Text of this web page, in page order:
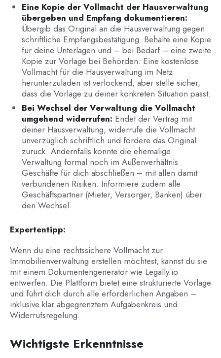
Eine Kopie der Vollmacht der Hausverwaltung
übergeben und Empfang dokumentieren:
Übergib das Original an die Hausverwaltung gegen
schriftliche Empfangsbestätigung. Behalte eine Kopie
für deine Unterlagen und – bei Bedarf – eine zweite
Kopie zur Vorlage bei Behörden. Eine kostenlose
Vollmacht für die Hausverwaltung im Netz
herunterzuladen ist verlockend, aber stelle sicher,
dass die Vorlage zu deiner konkreten Situation passt.
Bei Wechsel der Verwaltung die Vollmacht
umgehend widerrufen: Endet der Vertrag mit
deiner Hausverwaltung, widerrufe die Vollmacht
unverzüglich schriftlich und fordere das Original
zurück. Andernfalls könnte die ehemalige
Verwaltung formal noch im Außenverhältnis
Geschäfte für dich abschließen – mit allen damit
verbundenen Risiken. Informiere zudem alle
Geschäftspartner (Mieter, Versorger, Banken) über
den Wechsel.
Expertentipp:
Wenn du eine rechtssichere Vollmacht zur
Immobilienverwaltung erstellen möchtest, kannst du sie
mit einem Dokumentengenerator wie Legally.io
entwerfen. Die Plattform bietet eine strukturierte Vorlage
und führt dich durch alle erforderlichen Angaben –
inklusive klar abgegrenztem Aufgabenkreis und
Widerrufsregelung.
Wichtigste Erkenntnisse